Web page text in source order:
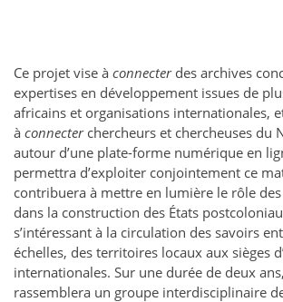
Ce projet vise à connecterdes archives
expertises en développement issues de
africains et organisations internationales,
à connecterchercheurs et chercheuses du
autour d’une plate-forme numérique en
permettra d’exploiter conjointement ce
contribuera à mettre en lumière le rôle
dans la construction des États
s’intéressant à la circulation des savoirs
échelles, des territoires locaux aux sièges
internationales. Sur une durée de deux
rassemblera un groupe interdisciplinaire